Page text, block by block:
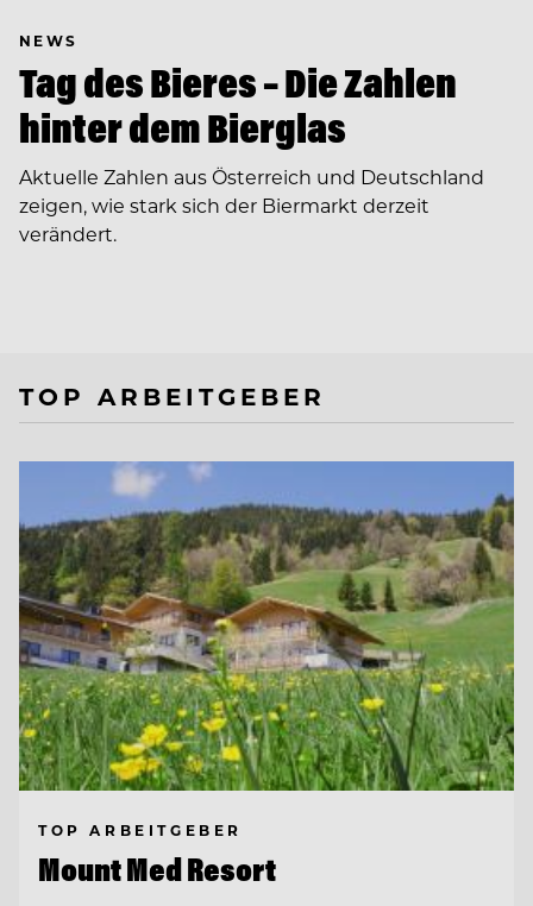
NEWS
Tag des Bieres – Die Zahlen
hinter dem Bierglas
Aktuelle Zahlen aus Österreich und Deutschland
zeigen, wie stark sich der Biermarkt derzeit
verändert.
TOP ARBEITGEBER
TOP ARBEITGEBER
Mount Med Resort